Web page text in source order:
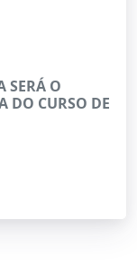
SERÁ O
DO CURSO DE